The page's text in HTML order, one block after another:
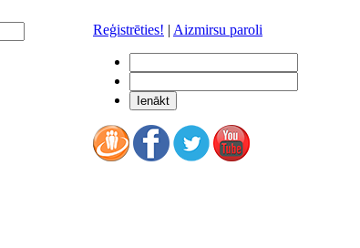
Reģistrēties! | Aizmirsu paroli